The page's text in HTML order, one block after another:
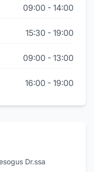
09:00 - 14:00
15:30 - 19:00
09:00 - 13:00
16:00 - 19:00
Dr.ssa